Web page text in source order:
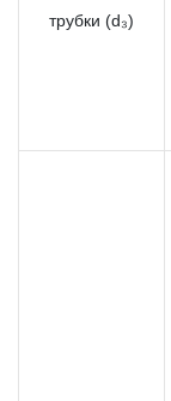
трубки (d₃)